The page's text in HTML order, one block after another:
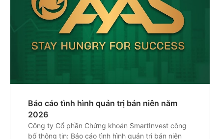
Báo cáo tình hình quản trị bán niên năm
2026
Công ty Cổ phần Chứng khoán SmartInvest công
bố thông tin: Báo cáo tình hình quản trị bán niên